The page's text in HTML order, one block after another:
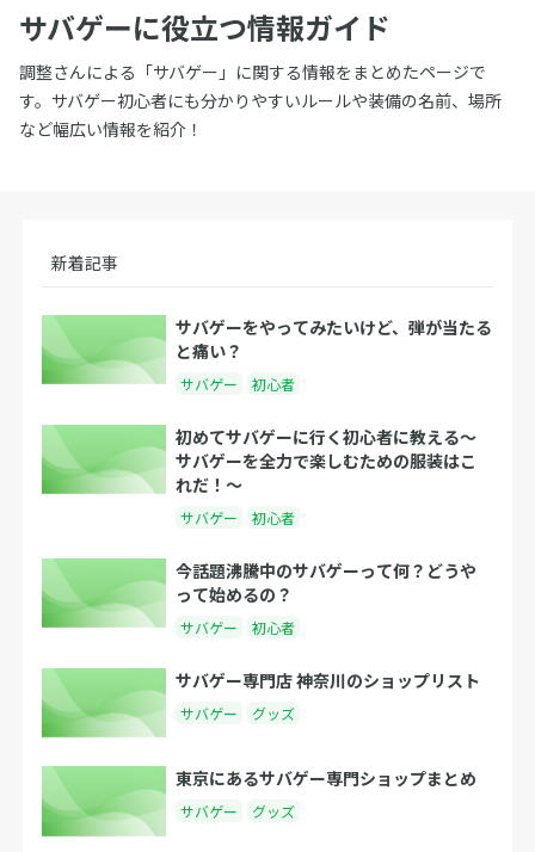
サバゲーに役立つ情報ガイド
調整さんによる「サバゲー」に関する情報をまとめたページで
す。サバゲー初心者にも分かりやすいルールや装備の名前、場所
など幅広い情報を紹介！
新着記事
サバゲーをやってみたいけど、弾が当たる
と痛い？
サバゲー 初心者
初めてサバゲーに行く初心者に教える〜
サバゲーを全力で楽しむための服装はこ
れだ！〜
サバゲー 初心者
今話題沸騰中のサバゲーって何？どうや
って始めるの？
サバゲー 初心者
サバゲー専門店 神奈川のショップリスト
サバゲー グッズ
東京にあるサバゲー専門ショップまとめ
サバゲー グッズ